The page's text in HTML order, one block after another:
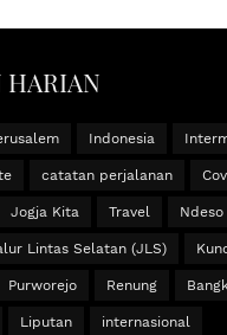
HARIAN
Indonesia
catatan perjalanan
Jogja Kita Travel Ndeso
Lintas Selatan (JLS)
Purworejo Renung
Liputan internasional